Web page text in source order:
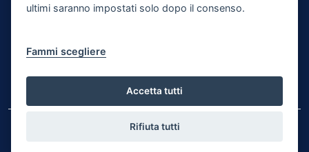
Note Legali
© Regione Puglia
ultimi saranno impostati solo dopo il consenso.
Fammi scegliere
Accetta tutti
Rifiuta tutti